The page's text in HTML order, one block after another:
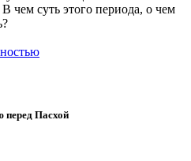
чем суть этого периода, о чем
перед Пасхой